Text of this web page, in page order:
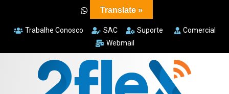
Trabalhe Conosco SAC Suporte
Comercial
Webmail
Translate »